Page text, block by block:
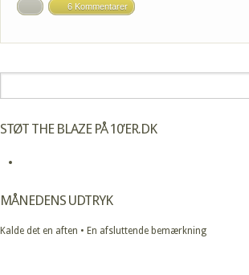
6 Kommentarer
STØT THE BLAZE PÅ 10’ER.DK
MÅNEDENS UDTRYK
Kalde det en aften • En afsluttende bemærkning